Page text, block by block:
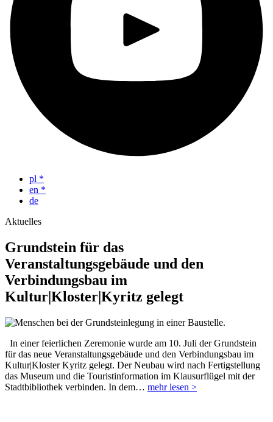
pl *
en *
de
Aktuelles
Grundstein für das
Veranstaltungsgebäude und den
Verbindungsbau im
Kultur|Kloster|Kyritz gelegt
In einer feierlichen Zeremonie wurde am 10. Juli der Grundstein
für das neue Veranstaltungsgebäude und den Verbindungsbau im
Kultur|Kloster Kyritz gelegt. Der Neubau wird nach Fertigstellung
das Museum und die Touristinformation im Klausurflügel mit der
Stadtbibliothek verbinden. In dem… mehr lesen >